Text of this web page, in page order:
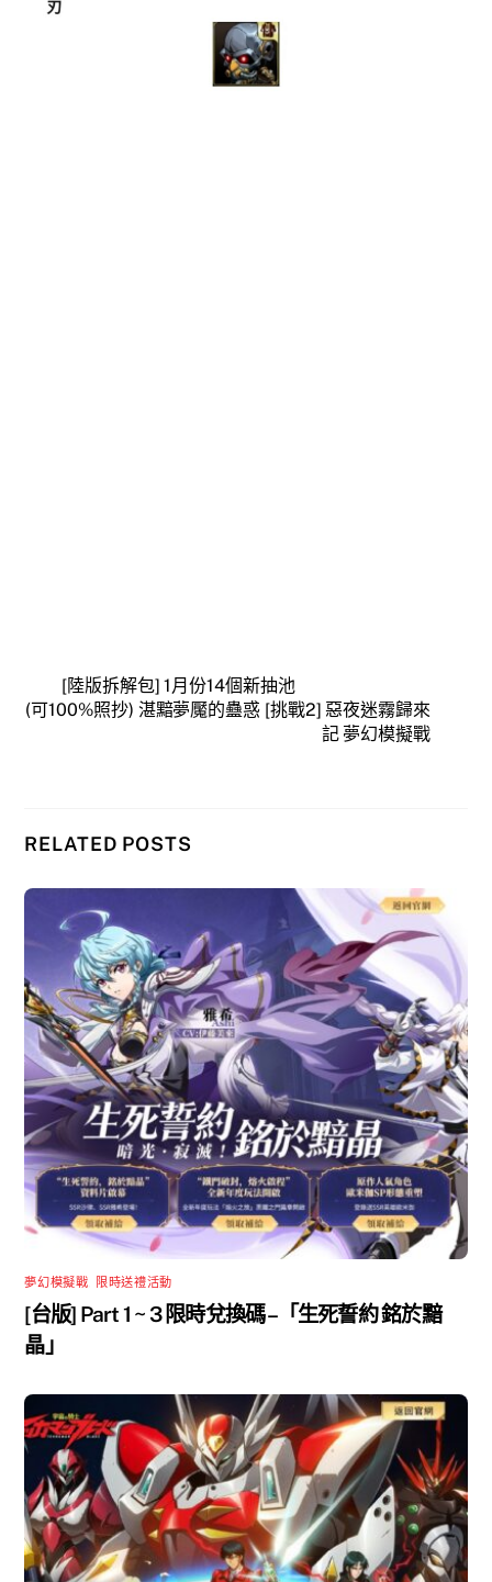
[陸版拆解包] 1月份14個新抽池
(可100%照抄) 湛黯夢魘的蠱惑 [挑戰2] 惡夜迷霧歸來
記 夢幻模擬戰
RELATED POSTS
夢幻模擬戰 限時送禮活動
[台版] Part 1 ~ 3 限時兌換碼 –「生死誓約 銘於黯
晶」